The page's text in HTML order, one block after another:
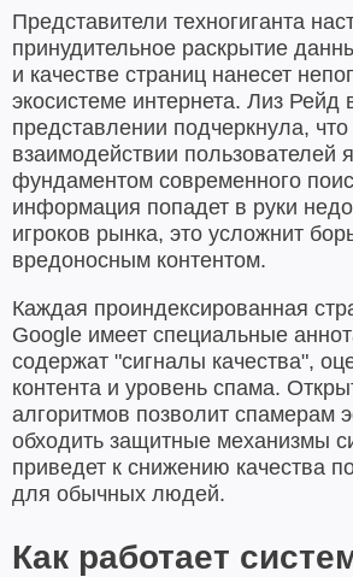
Представители техногиганта
принудительное раскрытие
и качестве страниц нанесет
экосистеме интернета. Лиз Рейд
представлении подчеркнула,
взаимодействии пользователей
фундаментом современного
информация попадет в руки
игроков рынка, это усложнит
вредоносным контентом.
Каждая проиндексированная
Google имеет специальные
содержат "сигналы качества",
контента и уровень спама.
алгоритмов позволит спамерам
обходить защитные механизмы
приведет к снижению качества
для обычных людей.
Как работает